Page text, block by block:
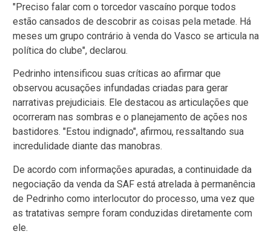
"Preciso falar com o torcedor vascaíno porque todos
estão cansados de descobrir as coisas pela metade. Há
meses um grupo contrário à venda do Vasco se articula na
política do clube", declarou.
Pedrinho intensificou suas críticas ao afirmar que
observou acusações infundadas criadas para gerar
narrativas prejudiciais. Ele destacou as articulações que
ocorreram nas sombras e o planejamento de ações nos
bastidores. "Estou indignado", afirmou, ressaltando sua
incredulidade diante das manobras.
De acordo com informações apuradas, a continuidade da
negociação da venda da SAF está atrelada à permanência
de Pedrinho como interlocutor do processo, uma vez que
as tratativas sempre foram conduzidas diretamente com
ele.